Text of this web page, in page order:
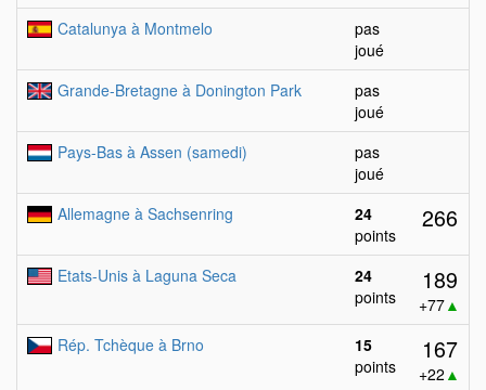
Catalunya à Montmelo
pas
joué
Grande-Bretagne à Donington Park
pas
joué
Pays-Bas à Assen (samedi)
pas
joué
Allemagne à Sachsenring
24
points
266
Etats-Unis à Laguna Seca
24
points
189
+77▲
Rép. Tchèque à Brno
15
points
167
+22 ▲